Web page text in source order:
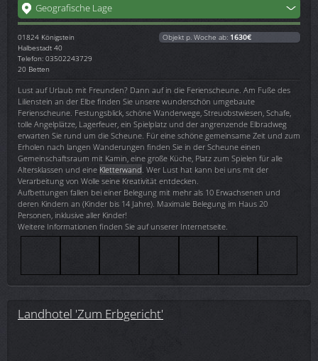
Geografische Lage
01824 Königstein
Halbestadt 40
Telefon: 03502243729
20 Betten
Objekt p. Woche ab: 1630€
Lust auf Urlaub mit Freunden? Dann auf in die Ferienscheune. Am Fuße des
Lilienstein an der Elbe finden Sie unsere wunderschön umgebaute
Ferienscheune. Festungsblick, schöne Wanderwege, Streuobstwiesen, Schafe,
tolle Angelplätze, Lagerfeuer, ein Spielplatz und der angrenzende Elbradweg
erwarten Sie rund um die Scheune. Für eine schöne gemeinsame Zeit und zum
Erholen nach langen Wanderungen finden Sie in der Scheune einen
Gemeinschaftsraum mit Kamin, eine große Küche, Platz zum Spielen für alle
Altersklassen und eine Kletterwand . Wer Lust hat kann bei uns mit der
Verarbeitung von Wolle seine Kreativität entdecken.
Aufbettungen fallen bei einer Belegung mit mehr als 10 Erwachsenen und
deren Kindern an (Kinder bis 14 Jahre). Maximale Belegung im Haus 20
Personen, inklusive aller Kinder!
Weitere Informationen finden Sie auf unserer Internetseite.
Landhotel 'Zum Erbgericht'